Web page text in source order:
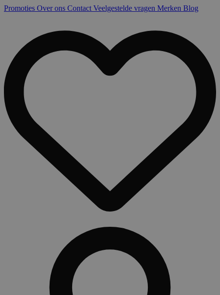
Promoties Over ons Contact Veelgestelde vragen Merken Blog